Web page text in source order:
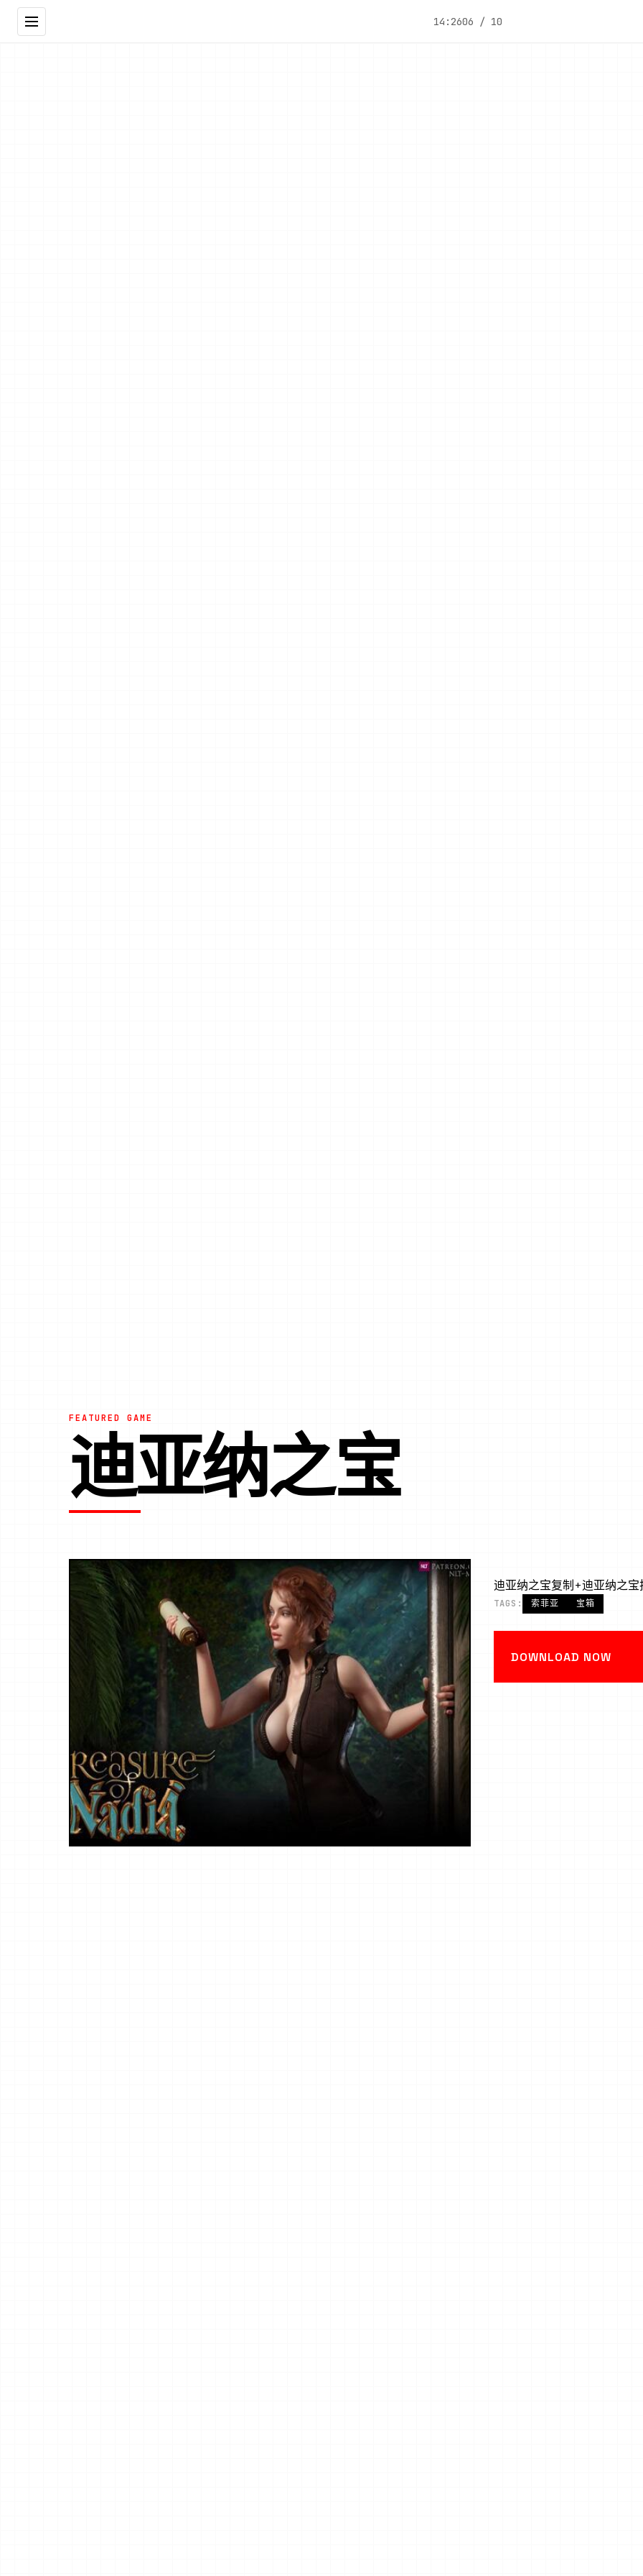
14:2606 / 10
FEATURED GAME
迪亚纳之宝
迪亚纳之宝复制+迪亚纳之宝
TAGS: 索菲亚 宝箱
DOWNLOAD NOW